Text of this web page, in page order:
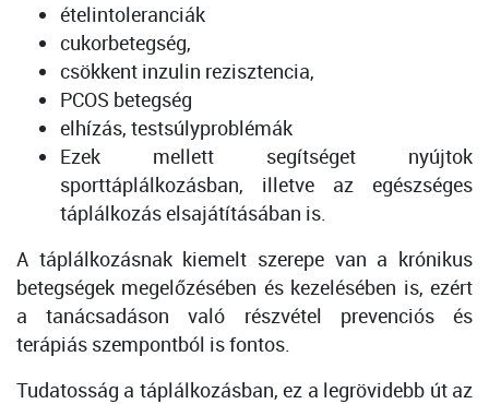
ételintoleranciák
cukorbetegség,
csökkent inzulin rezisztencia,
PCOS betegség
elhízás, testsúlyproblémák
Ezek mellett segítséget nyújtok
sporttáplálkozásban, illetve az egészséges
táplálkozás elsajátításában is.
A táplálkozásnak kiemelt szerepe van a krónikus
betegségek megelőzésében és kezelésében is, ezért
a tanácsadáson való részvétel prevenciós és
terápiás szempontból is fontos.
Tudatosság a táplálkozásban, ez a legrövidebb út az